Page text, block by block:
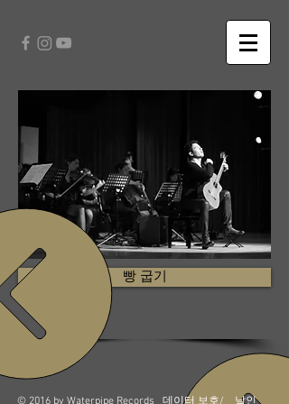
빵 굽기
© 2016 by Waterpipe Records 데이터 보호/ 날인